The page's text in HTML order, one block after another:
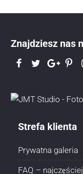
Znajdziesz nas
Strefa klienta
Prywatna galeria
FAQ –